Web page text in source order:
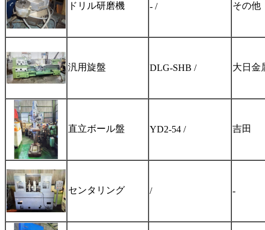
ドリル研磨機 - / その他
汎用旋盤 DLG-SHB / 大日金
直立ボール盤 YD2-54 / 吉田
センタリング / -